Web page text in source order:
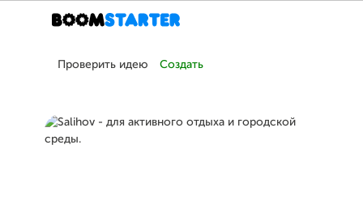
Проверить идею Создать